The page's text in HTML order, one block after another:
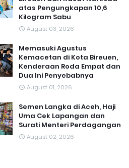
atas Pengungkapan 10,6
Kilogram Sabu
August 03, 2026
Memasuki Agustus
Kemacetan di Kota Bireuen,
Kenderaan Roda Empat dan
Dua Ini Penyebabnya
August 01, 2026
Semen Langka di Aceh, Haji
Uma Cek Lapangan dan
Surati Menteri Perdagangan
August 02, 2026